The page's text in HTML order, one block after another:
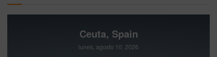
Ceuta, Spain
lunes, agosto 10, 2026